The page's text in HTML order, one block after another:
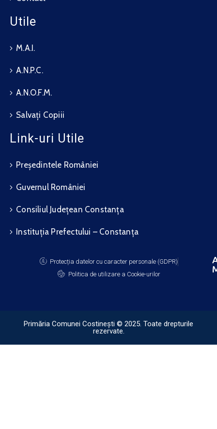
Utile
M.A.I.
A.N.P.C.
A.N.O.F.M.
Salvați Copiii
Link-uri Utile
Președintele României
Guvernul României
Consiliul Județean Constanța
Instituția Prefectului – Constanța
Protecția datelor cu caracter personale (GDPR)
Politica de utilizare a Cookie-urilor
Primăria Comunei Costinești © 2025. Toate drepturile
rezervate.